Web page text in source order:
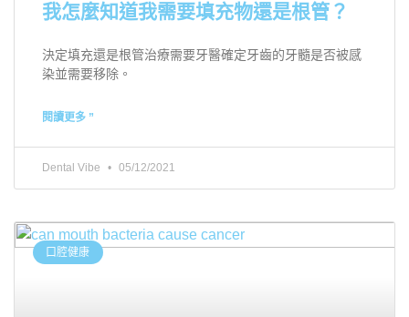
我怎麼知道我需要填充物還是根管？
決定填充還是根管治療需要牙醫確定牙齒的牙髓是否被感
染並需要移除。
閱讀更多 ”
Dental Vibe 05/12/2021
口腔健康